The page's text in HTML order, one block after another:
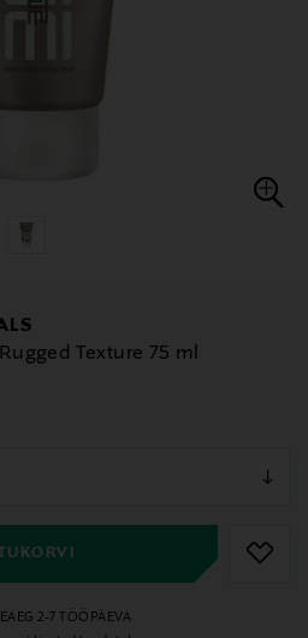
Texture 75 ml
2-7 TÖÖPÄEVA